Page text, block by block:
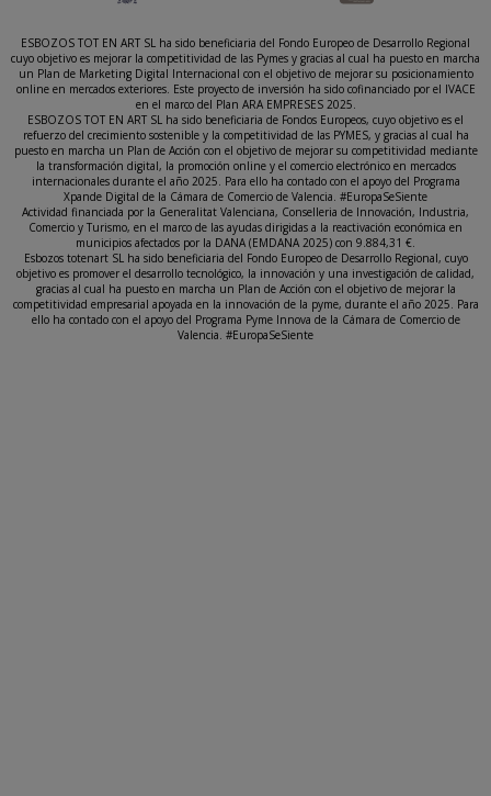
ESBOZOS TOT EN ART SL ha sido beneficiaria del Fondo Europeo de Desarrollo Regional
cuyo objetivo es mejorar la competitividad de las Pymes y gracias al cual ha puesto en marcha
un Plan de Marketing Digital Internacional con el objetivo de mejorar su posicionamiento
online en mercados exteriores. Este proyecto de inversión ha sido cofinanciado por el IVACE
en el marco del Plan ARA EMPRESES 2025.
ESBOZOS TOT EN ART SL ha sido beneficiaria de Fondos Europeos, cuyo objetivo es el
refuerzo del crecimiento sostenible y la competitividad de las PYMES, y gracias al cual ha
puesto en marcha un Plan de Acción con el objetivo de mejorar su competitividad mediante
la transformación digital, la promoción online y el comercio electrónico en mercados
internacionales durante el año 2025. Para ello ha contado con el apoyo del Programa
Xpande Digital de la Cámara de Comercio de Valencia. #EuropaSeSiente
Actividad financiada por la Generalitat Valenciana, Conselleria de Innovación, Industria,
Comercio y Turismo, en el marco de las ayudas dirigidas a la reactivación económica en
municipios afectados por la DANA (EMDANA 2025) con 9.884,31 €.
Esbozos totenart SL ha sido beneficiaria del Fondo Europeo de Desarrollo Regional, cuyo
objetivo es promover el desarrollo tecnológico, la innovación y una investigación de calidad,
gracias al cual ha puesto en marcha un Plan de Acción con el objetivo de mejorar la
competitividad empresarial apoyada en la innovación de la pyme, durante el año 2025. Para
ello ha contado con el apoyo del Programa Pyme Innova de la Cámara de Comercio de
Valencia. #EuropaSeSiente